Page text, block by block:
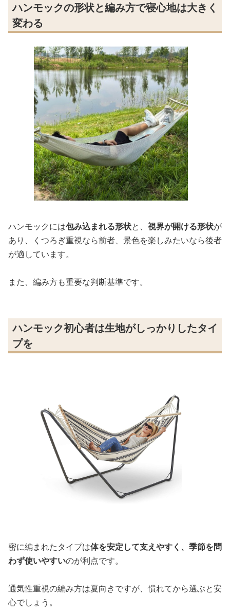
ハンモックの形状と編み方で寝心地は大きく
変わる
ハンモックには包み込まれる形状と、 視界が開ける形状が
あり、くつろぎ重視なら前者、景色を楽しみたいなら後者
が適しています。
また、編み方も重要な判断基準です。
ハンモック初心者は生地がしっかりしたタイ
プを
密に編まれたタイプは体を安定して支えやすく、季節を問
わず使いやすいのが利点です。
通気性重視の編み方は夏向きですが、慣れてから選ぶと安
心でしょう。